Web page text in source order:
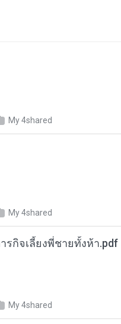
My 4shared
My 4shared
กิจเลี้ยงพี่ชายทั้งห้า.pdf
My 4shared